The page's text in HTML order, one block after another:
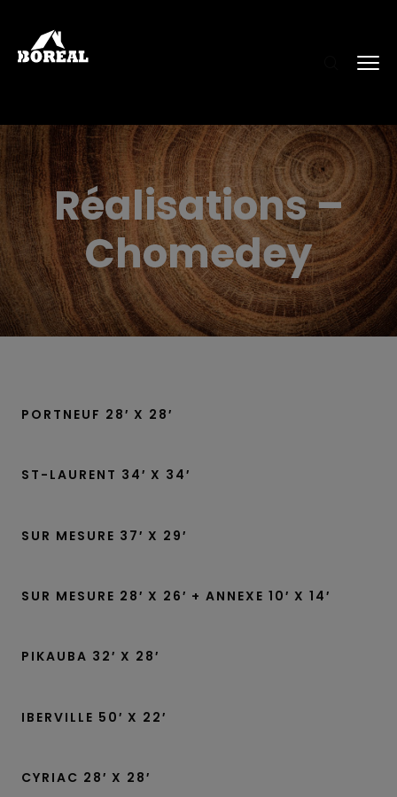
Réalisations –
Chomedey
PORTNEUF 28′ X 28′
ST-LAURENT 34′ X 34′
SUR MESURE 37′ X 29′
SUR MESURE 28′ X 26′ + ANNEXE 10′ X 14′
PIKAUBA 32′ X 28′
IBERVILLE 50′ X 22′
CYRIAC 28′ X 28′